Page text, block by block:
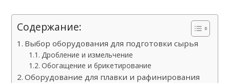
Содержание:
Выбор оборудования для подготовки сырья
Дробление и измельчение
Обогащение и брикетирование
Оборудование для плавки и рафинирования